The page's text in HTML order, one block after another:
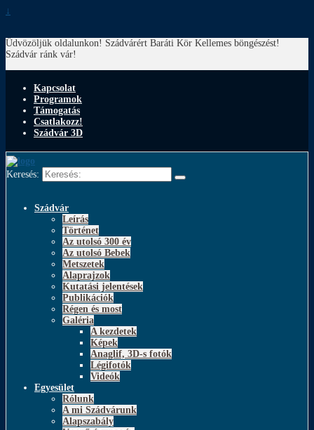
↓
Üdvözöljük oldalunkon! Szádvárért Baráti Kör Kellemes böngészést!
Szádvár ránk vár!
Kapcsolat
Programok
Támogatás
Csatlakozz!
Szádvár 3D
Keresés:
Szádvár
Leírás
Történet
Az utolsó 300 év
Az utolsó Bebek
Metszetek
Alaprajzok
Kutatási jelentések
Publikációk
Régen és most
Galéria
A kezdetek
Képek
Anaglif, 3D-s fotók
Légifotók
Videók
Egyesület
Rólunk
A mi Szádvárunk
Alapszabály